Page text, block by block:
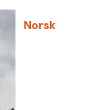
Norsk